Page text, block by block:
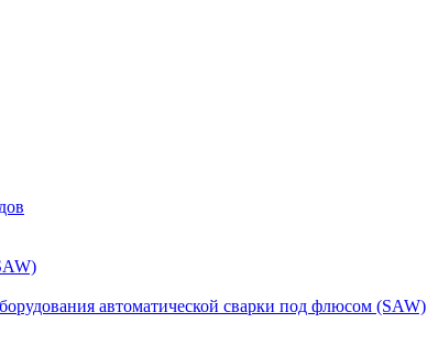
автоматической сварки под флюсом (SAW)